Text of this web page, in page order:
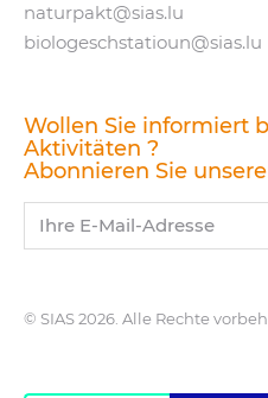
naturpakt@​sias.​lu
biologeschstatioun@​sias.​lu
Wollen Sie informiert
Aktivitäten ?
Abonnieren Sie
Ihre E-Mail-Adresse
© SIAS 2026. Alle Rechte